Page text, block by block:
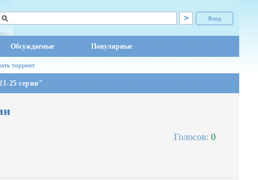
Вход
Обсуждаемые Популярные
торрент
25 серии"
Голосов: 0